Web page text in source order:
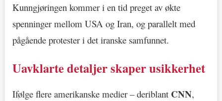
Kunngjøringen kommer i en tid preget av økte
spenninger mellom USA og Iran, og parallelt med
pågående protester i det iranske samfunnet.
Uavklarte detaljer skaper usikkerhet
Ifølge flere amerikanske medier – deriblant CNN,